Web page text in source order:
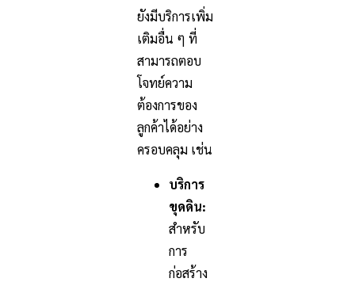
ยังมีบริการเพิ่ม
เติมอื่น ๆ ที่
สามารถตอบ
โจทย์ความ
ต้องการของ
ลูกค้าได้อย่าง
ครอบคลุม เช่น
บริการ
ขุดดิน:
สำหรับ
การ
ก่อสร้าง